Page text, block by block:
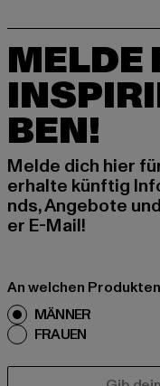
MELDE
BEN!
Melde dich hier
erhalte künftig
nds, Angebote
er E-Mail!
An welchen
MÄNNER
FRAUEN